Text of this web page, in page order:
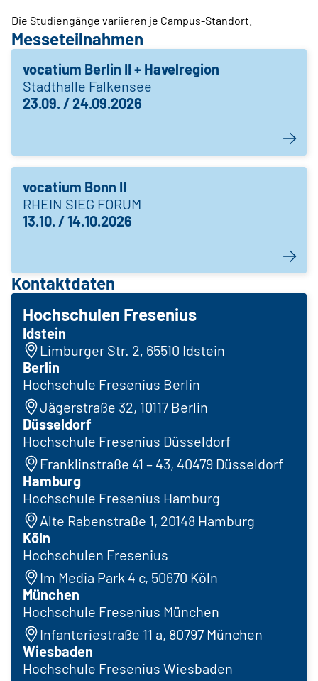
Die Studiengänge variieren je Campus-Standort.
Messeteilnahmen
vocatium Berlin II + Havelregion
Stadthalle Falkensee
23.09. / 24.09.2026
vocatium Bonn II
RHEIN SIEG FORUM
13.10. / 14.10.2026
Kontaktdaten
Hochschulen Fresenius
Idstein
Limburger Str. 2, 65510 Idstein
Berlin
Hochschule Fresenius Berlin
Jägerstraße 32, 10117 Berlin
Düsseldorf
Hochschule Fresenius Düsseldorf
Franklinstraße 41 – 43, 40479 Düsseldorf
Hamburg
Hochschule Fresenius Hamburg
Alte Rabenstraße 1, 20148 Hamburg
Köln
Hochschulen Fresenius
Im Media Park 4 c, 50670 Köln
München
Hochschule Fresenius München
Infanteriestraße 11 a, 80797 München
Wiesbaden
Hochschule Fresenius Wiesbaden